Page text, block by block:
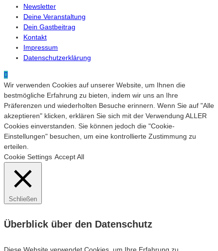
Newsletter
Deine Veranstaltung
Dein Gastbeitrag
Kontakt
Impressum
Datenschutzerklärung
Wir verwenden Cookies auf unserer Website, um Ihnen die
bestmögliche Erfahrung zu bieten, indem wir uns an Ihre
Präferenzen und wiederholten Besuche erinnern. Wenn Sie auf "Alle
akzeptieren" klicken, erklären Sie sich mit der Verwendung ALLER
Cookies einverstanden. Sie können jedoch die "Cookie-
Einstellungen" besuchen, um eine kontrollierte Zustimmung zu
erteilen.
Cookie Settings Accept All
Schließen
Überblick über den Datenschutz